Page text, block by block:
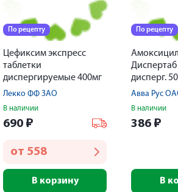
По рецепту
Цефиксим экспресс
таблетки
диспергируемые 400мг
№7
Лекко ФФ ЗАО
В наличии
690 ₽
от 558
В корзину
По рецепту
Диспертаб
дисперг.
Авва Рус
В наличии
386 ₽
В